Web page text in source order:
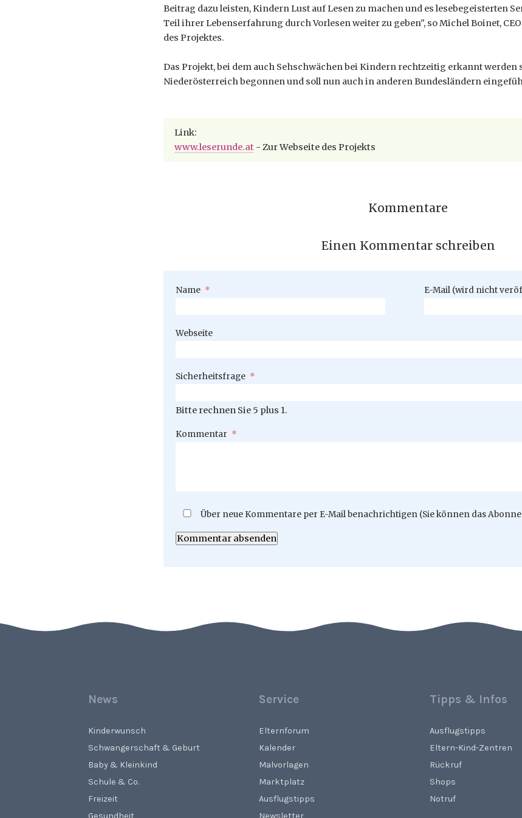
Beitrag dazu leisten, Kindern Lust auf Lesen zu machen und es lesebegeisterten
Teil ihrer Lebenserfahrung durch Vorlesen weiter zu geben", so Michel Boinet,
des Projektes.
Das Projekt, bei dem auch Sehschwächen bei Kindern rechtzeitig erkannt werden
Niederösterreich begonnen und soll nun auch in anderen Bundesländern
Link:
www.leserunde.at- Zur Webseite des Projekts
Kommentare
Einen Kommentar schreiben
Pflichtfeld
Name * Pflichtfeld
E-Mail (wird nicht
Webseite
Pflichtfeld
Sicherheitsfrage *
Bitte rechnen Sie 5 plus 1.
Pflichtfeld
Kommentar *
Über neue Kommentare per E-Mail benachrichtigen (Sie können das
Kommentar absenden
News
Kinderwunsch
Schwangerschaft & Geburt
Baby & Kleinkind
Schule & Co.
Freizeit
Gesundheit
Service
Elternforum
Kalender
Malvorlagen
Marktplatz
Ausflugstipps
Newsletter
Tipps & Infos
Ausflugstipps
Eltern-Kind-Zentren
Rückruf
Shops
Notruf